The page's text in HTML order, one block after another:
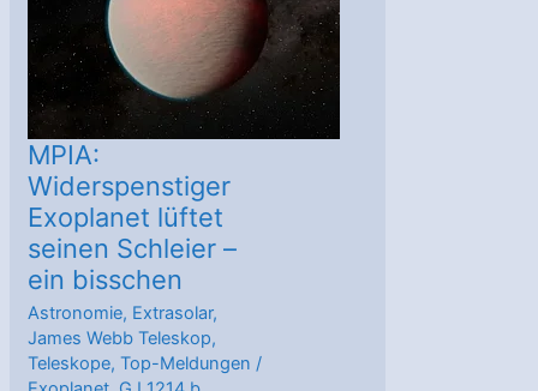
c
eine
Atmosphäre?
MPIA:
Widerspenstiger
Exoplanet lüftet
seinen Schleier –
ein bisschen
Astronomie, Extrasolar,
James Webb Teleskop,
Teleskope,Top-Meldungen /